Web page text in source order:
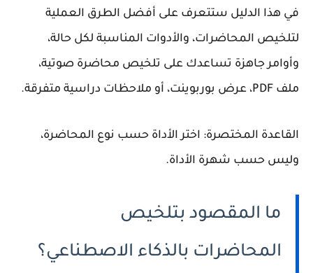
في هذا الدليل ستتعرف على أفضل الطرق العملية
لتلخيص المحاضرات، والأدوات المناسبة لكل حالة،
وأوامر جاهزة تساعدك على تلخيص محاضرة صوتية،
ملف PDF، عرض بوربوينت، أو ملاحظات دراسية متفرقة.
القاعدة المختصرة: اختر الأداة حسب نوع المحاضرة،
وليس حسب شهرة الأداة.
ما المقصود بتلخيص
المحاضرات بالذكاء الاصطناعي؟